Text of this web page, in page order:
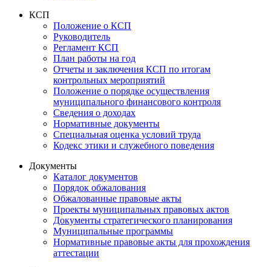
КСП
Положение о КСП
Руководитель
Регламент КСП
План работы на год
Отчеты и заключения КСП по итогам
контрольных мероприятий
Положение о порядке осуществления
муниципального финансового контроля
Сведения о доходах
Нормативные документы
Специальная оценка условий труда
Кодекс этики и служебного поведения
Документы
Каталог документов
Порядок обжалования
Обжалованные правовые акты
Проекты муниципальных правовых актов
Документы стратегического планирования
Муниципальные программы
Нормативные правовые акты для прохождения
аттестации